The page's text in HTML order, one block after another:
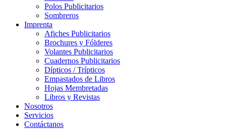
Polos Publicitarios
Sombreros
Imprenta
Afiches Publicitarios
Brochures y Fólderes
Volantes Publicitarios
Cuadernos Publicitarios
Dípticos / Trípticos
Empastados de Libros
Hojas Membretadas
Libros y Revistas
Nosotros
Servicios
Contáctanos